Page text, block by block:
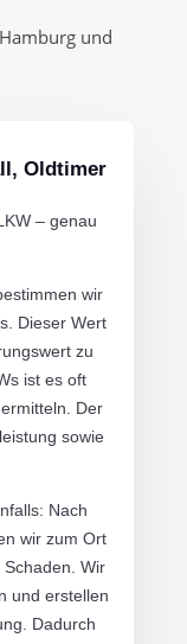
und
Oldtimer
– genau
wir
Dieser Wert
zu
ist es oft
Der
sowie
Nach
wir zum Ort
Wir
und erstellen
Dadurch